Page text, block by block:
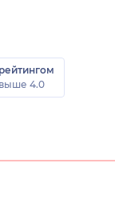
выше 4.0